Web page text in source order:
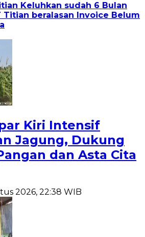
Keluhkan sudah 6 Bulan
Titian beralasan Invoice Belum
Kiri Intensif
Jagung, Dukung
dan Asta Cita
2026, 22:38 WIB